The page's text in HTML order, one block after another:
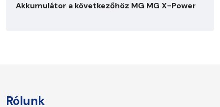
Akkumulátor a következőhöz MG MG X-Power
Rólunk